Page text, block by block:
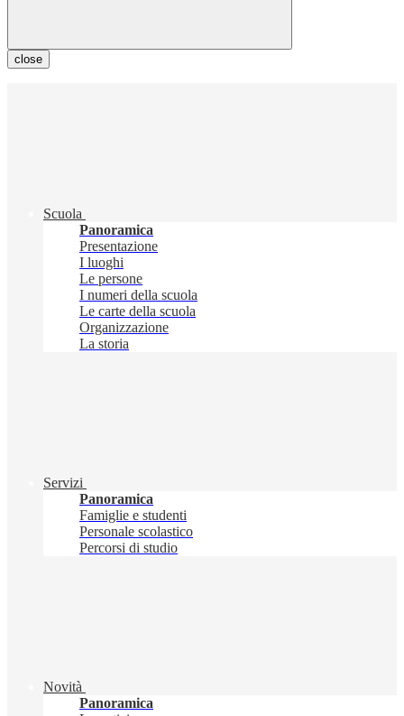
close
Scuola
Panoramica
Presentazione
I luoghi
Le persone
I numeri della scuola
Le carte della scuola
Organizzazione
La storia
Servizi
Panoramica
Famiglie e studenti
Personale scolastico
Percorsi di studio
Novità
Panoramica